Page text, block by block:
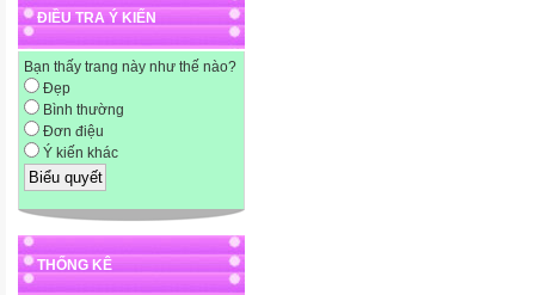
ĐIỀU TRA Ý KIẾN
Bạn thấy trang này như thế nào?
Đẹp
Bình thường
Đơn điệu
Ý kiến khác
THỐNG KÊ